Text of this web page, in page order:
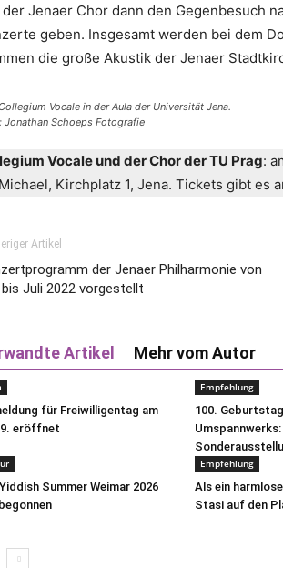
Jenaer Chor dann den Gegenbesuch
geben. Insgesamt werden bei dem
die große Akustik der Jenaer
Vocale in der Aula der Universität Jena.
Jonathan Schoeps Fotografie
Vocale und der Chor der TU Prag:
Kirchplatz 1, Jena. Tickets gibt es
Artikel
der Jenaer Philharmonie von
Juli 2022 vorgestellt
Artikel Mehr vom Autor
für Freiwilligentag am
eröffnet
Empfehlung
100.
Summer Weimar 2026
Empfehlung
Als ein
Stasi auf den